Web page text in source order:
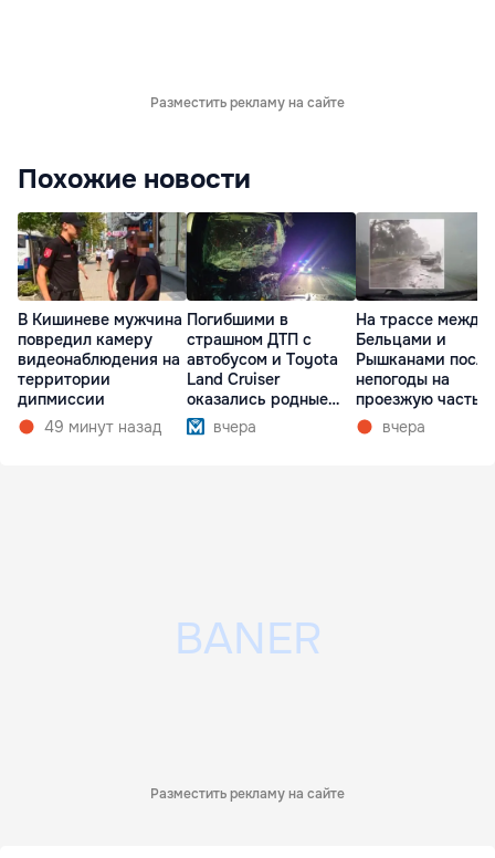
Разместить рекламу на сайте
Похожие новости
В Кишиневе мужчина
повредил камеру
видеонаблюдения на
территории
дипмиссии
49 минут назад
Погибшими в
страшном ДТП с
автобусом и Toyota
Land Cruiser
оказались родные
братьявчера
На трассе между
Бельцами и
Рышканами после
непогоды на
проезжую часть
упали деревья
вчера
Разместить рекламу на сайте